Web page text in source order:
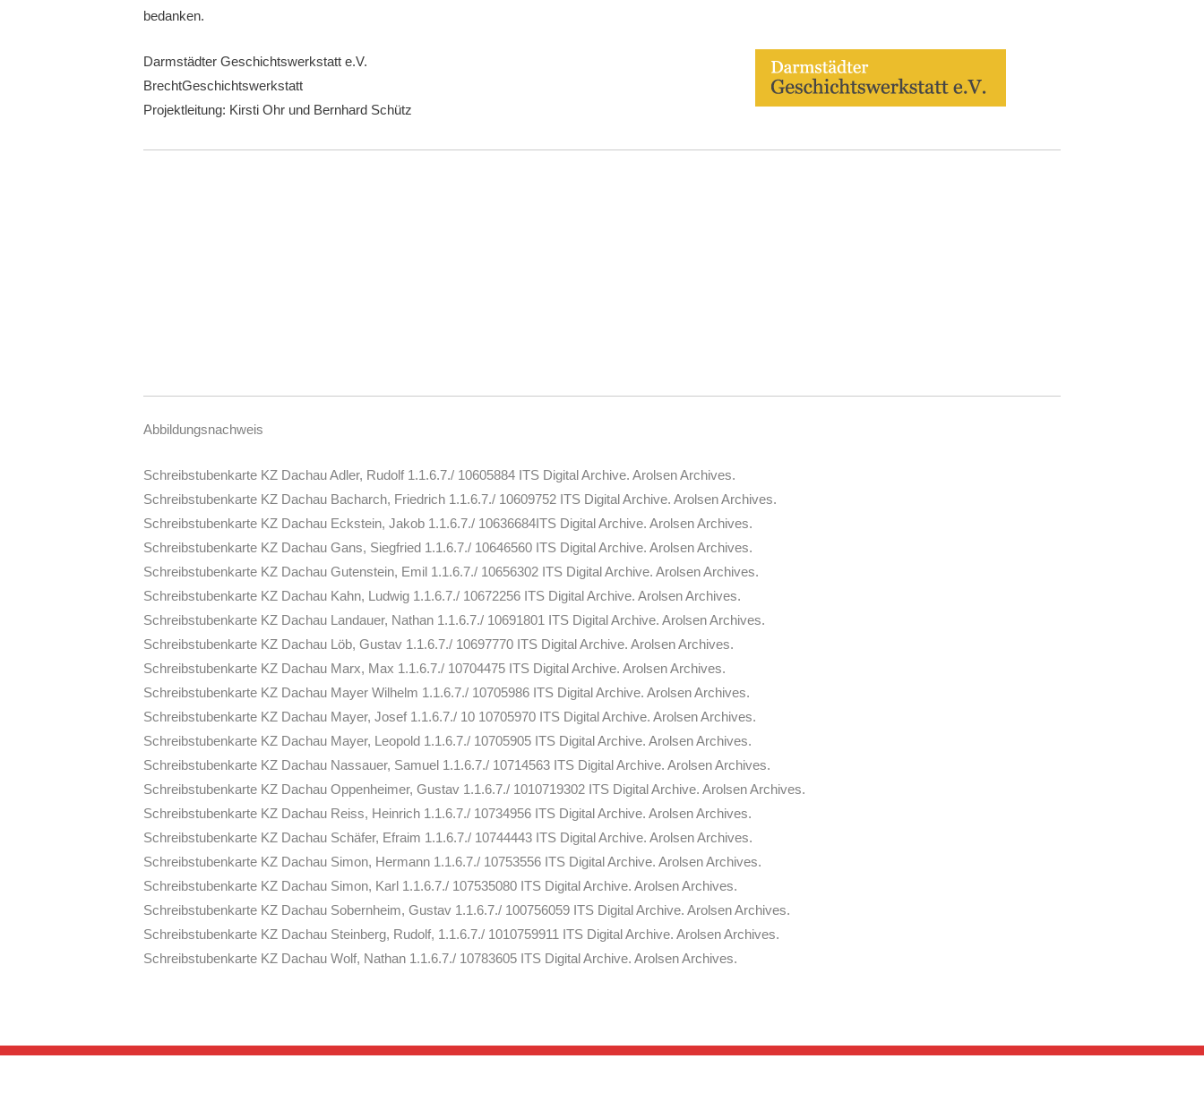
bedanken.
Darmstädter Geschichtswerkstatt e.V.
BrechtGeschichtswerkstatt
Projektleitung: Kirsti Ohr und Bernhard Schütz
Abbildungsnachweis
Schreibstubenkarte KZ Dachau Adler, Rudolf 1.1.6.7./ 10605884 ITS Digital Archive. Arolsen Archives.
Schreibstubenkarte KZ Dachau Bacharch, Friedrich 1.1.6.7./ 10609752 ITS Digital Archive. Arolsen Archives.
Schreibstubenkarte KZ Dachau Eckstein, Jakob 1.1.6.7./ 10636684ITS Digital Archive. Arolsen Archives.
Schreibstubenkarte KZ Dachau Gans, Siegfried 1.1.6.7./ 10646560 ITS Digital Archive. Arolsen Archives.
Schreibstubenkarte KZ Dachau Gutenstein, Emil 1.1.6.7./ 10656302 ITS Digital Archive. Arolsen Archives.
Schreibstubenkarte KZ Dachau Kahn, Ludwig 1.1.6.7./ 10672256 ITS Digital Archive. Arolsen Archives.
Schreibstubenkarte KZ Dachau Landauer, Nathan 1.1.6.7./ 10691801 ITS Digital Archive. Arolsen Archives.
Schreibstubenkarte KZ Dachau Löb, Gustav 1.1.6.7./ 10697770 ITS Digital Archive. Arolsen Archives.
Schreibstubenkarte KZ Dachau Marx, Max 1.1.6.7./ 10704475 ITS Digital Archive. Arolsen Archives.
Schreibstubenkarte KZ Dachau Mayer Wilhelm 1.1.6.7./ 10705986 ITS Digital Archive. Arolsen Archives.
Schreibstubenkarte KZ Dachau Mayer, Josef 1.1.6.7./ 10 10705970 ITS Digital Archive. Arolsen Archives.
Schreibstubenkarte KZ Dachau Mayer, Leopold 1.1.6.7./ 10705905 ITS Digital Archive. Arolsen Archives.
Schreibstubenkarte KZ Dachau Nassauer, Samuel 1.1.6.7./ 10714563 ITS Digital Archive. Arolsen Archives.
Schreibstubenkarte KZ Dachau Oppenheimer, Gustav 1.1.6.7./ 1010719302 ITS Digital Archive. Arolsen Archives.
Schreibstubenkarte KZ Dachau Reiss, Heinrich 1.1.6.7./ 10734956 ITS Digital Archive. Arolsen Archives.
Schreibstubenkarte KZ Dachau Schäfer, Efraim 1.1.6.7./ 10744443 ITS Digital Archive. Arolsen Archives.
Schreibstubenkarte KZ Dachau Simon, Hermann 1.1.6.7./ 10753556 ITS Digital Archive. Arolsen Archives.
Schreibstubenkarte KZ Dachau Simon, Karl 1.1.6.7./ 107535080 ITS Digital Archive. Arolsen Archives.
Schreibstubenkarte KZ Dachau Sobernheim, Gustav 1.1.6.7./ 100756059 ITS Digital Archive. Arolsen Archives.
Schreibstubenkarte KZ Dachau Steinberg, Rudolf, 1.1.6.7./ 1010759911 ITS Digital Archive. Arolsen Archives.
Schreibstubenkarte KZ Dachau Wolf, Nathan 1.1.6.7./ 10783605 ITS Digital Archive. Arolsen Archives.